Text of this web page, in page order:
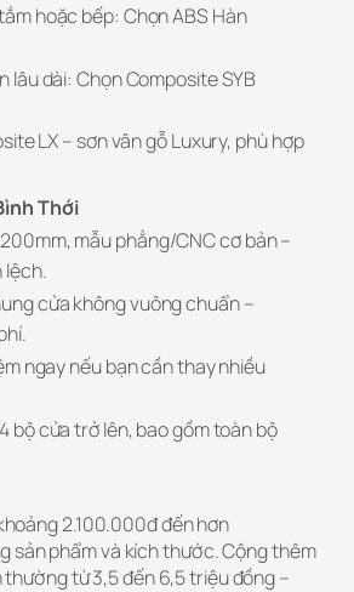
hoặc bếp: Chọn ABS Hàn
lâu dài: Chọn Composite SYB
LX – sơn vân gỗ Luxury, phù hợp
Thới
mẫu phẳng/CNC cơ bản –
lệch.
cửa không vuông chuẩn –
ngay nếu bạn cần thay nhiều
bộ cửa trở lên, bao gồm toàn bộ
2.100.000đ đến hơn
sản phẩm và kích thước. Cộng thêm
từ 3,5 đến 6,5 triệu đồng –